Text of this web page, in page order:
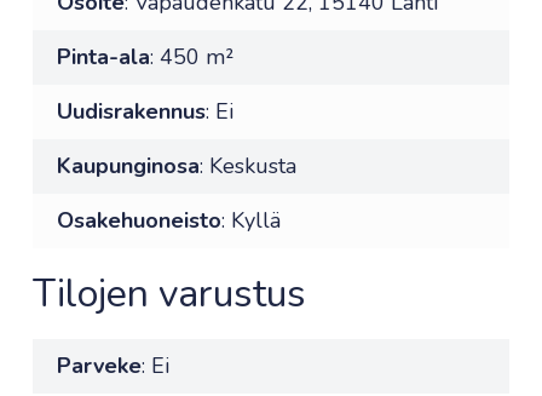
Pinta-ala: 450 m²
Uudisrakennus: Ei
Kaupunginosa: Keskusta
Osakehuoneisto: Kyllä
Tilojen varustus
Parveke: Ei